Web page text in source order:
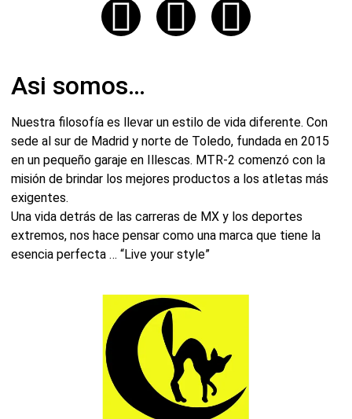
Asi somos…
Nuestra filosofía es llevar un estilo de vida diferente. Con
sede al sur de Madrid y norte de Toledo, fundada en 2015
en un pequeño garaje en Illescas. MTR-2 comenzó con la
misión de brindar los mejores productos a los atletas más
exigentes.
Una vida detrás de las carreras de MX y los deportes
extremos, nos hace pensar como una marca que tiene la
esencia perfecta … “Live your style”